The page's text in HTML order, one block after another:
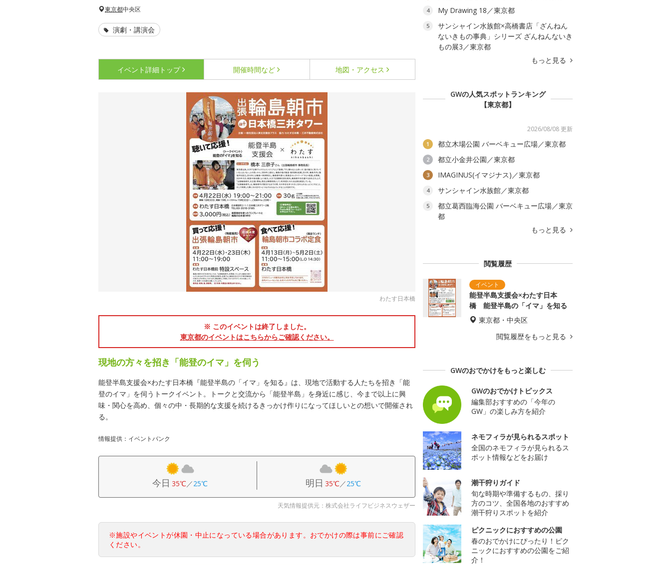
東京都中央区
演劇・講演会
イベント詳細 トップ 開催時間など 地図・アクセス
わたす日本橋
※ このイベントは終了しました。
東京都のイベントはこちらからご確認ください。
現地の方々を招き「能登のイマ」を伺う
能登半島支援会×わたす日本橋『能登半島の「イマ」を知る』は、現地で活動する人たちを招き「能
登のイマ」を伺うトークイベント。トークと交流から「能登半島」を身近に感じ、今まで以上に興
味・関心を高め、個々の中・長期的な支援を続けるきっかけ作りになってほしいとの想いで開催され
る。
情報提供：イベントバンク
今日 35℃／25℃ 明日 35℃／25℃
天気情報提供元：株式会社ライフビジネスウェザー
※施設やイベントが休園・中止になっている場合があります。おでかけの際は事前にご確認
ください。
4 My Drawing 18／東京都
5
サンシャイン水族館×高橋書店「ざんねん
ないきもの事典」シリーズ ざんねんないき
もの展3／東京都
もっと見る
GWの人気スポットランキング
【東京都】
2026/08/08 更新
1 都立木場公園 バーベキュー広場／東京都
2 都立小金井公園／東京都
3 IMAGINUS(イマジナス)／東京都
4 サンシャイン水族館／東京都
5
都立葛西臨海公園 バーベキュー広場／東京
都
もっと見る
閲覧履歴
能登半島支援会×わたす日本
橋 能登半島の「イマ」を知る
東京都・中央区
閲覧履歴をもっと見る
GWのおでかけをもっと楽しむ
GWのおでかけトピックス
編集部おすすめの「今年の
GW」の楽しみ方を紹介
ネモフィラが見られるスポット
全国のネモフィラが見られるス
ポット情報などをお届け
潮干狩りガイド
旬な時期や準備するもの、採り
方のコツ、全国各地のおすすめ
潮干狩りスポットを紹介
ピクニックにおすすめの公園
春のおでかけにぴったり！ピク
ニックにおすすめの公園をご紹
介！